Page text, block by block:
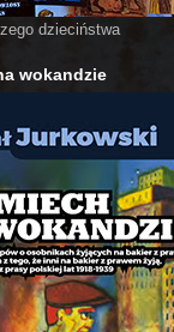
dzieciństwa
wokandzie